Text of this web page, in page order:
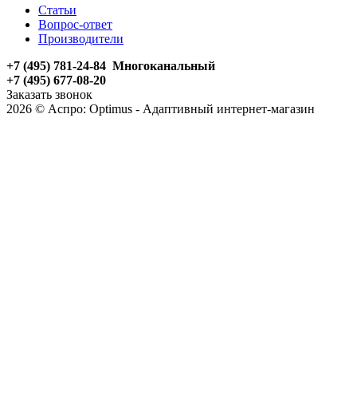
Статьи
Вопрос-ответ
Производители
+7 (495) 781-24-84 Многоканальный
+7 (495) 677-08-20
Заказать звонок
2026 © Аспро: Optimus - Адаптивный интернет-магазин